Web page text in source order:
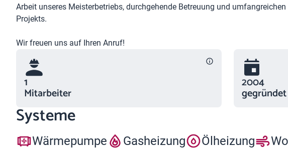
Arbeit unseres Meisterbetriebs, durchgehende Betreuung und
Projekts.
Wir freuen uns auf Ihren Anruf!
1
Mitarbeiter
2004
gegründet
Systeme
Wärmepumpe Gasheizung Ölheizung